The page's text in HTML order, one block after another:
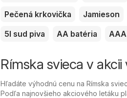
Pečená krkovička
Jamieson
5l sud piva
AA batéria
Rímska svieca v
Hľadáte výhodnú cenu na Rímska
Podľa najnovšieho akciového letáku